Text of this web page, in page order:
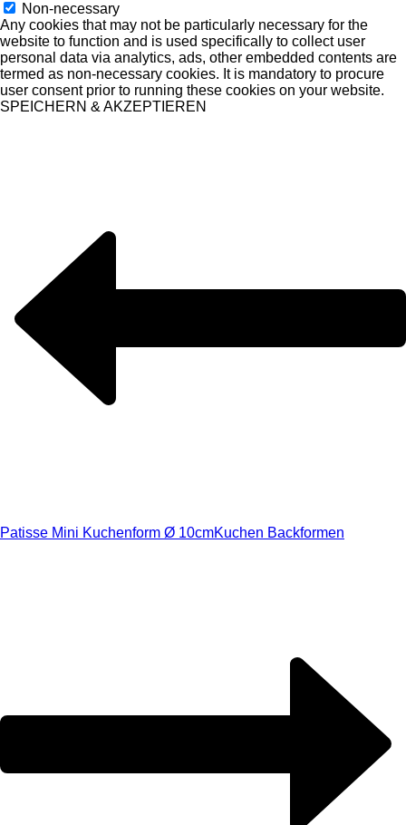
Non-necessary
Any cookies that may not be particularly necessary for the
website to function and is used specifically to collect user
personal data via analytics, ads, other embedded contents are
termed as non-necessary cookies. It is mandatory to procure
user consent prior to running these cookies on your website.
SPEICHERN & AKZEPTIEREN
Patisse Mini Kuchenform Ø 10cmKuchen Backformen